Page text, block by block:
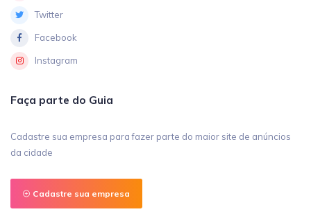
Twitter
Facebook
Instagram
Faça parte do Guia
Cadastre sua empresa para fazer parte do maior site de anúncios
da cidade
Cadastre sua empresa